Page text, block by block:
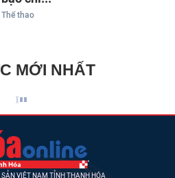
Thể thao
MỚI NHẤT
VIỆT NAM TỈNH THANH HÓA